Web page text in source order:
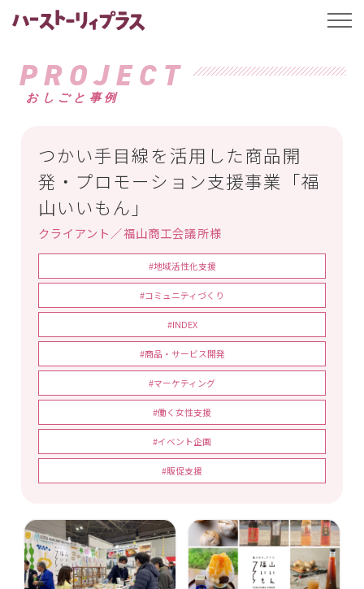
ハーストーリィプ
PROJECT
おしごと事例
つかい手目線を活用した商品開
発・プロモーション支援事業「福
山いいもん」
クライアント／福山商工会議所様
#地域活性化支援
#コミュニティづくり
#INDEX
#商品・サービス開発
#マーケティング
#働く女性支援
#イベント企画
#販促支援
t
l